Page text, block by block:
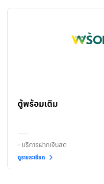
ตู้พร้อมเติม
- บริการฝากเงินสด
ดูรายละเอียด